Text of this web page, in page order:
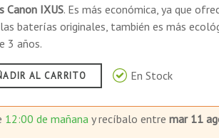
Canon IXUS. Es más económica, ya que
baterías originales, también es más
3 años.
AL CARRITO En Stock
12:00 de mañana y recíbalo entre mar 11